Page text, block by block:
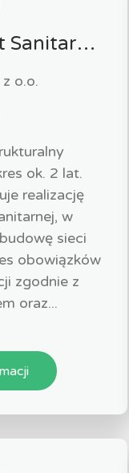
Kierownik Robót Sanitarnych
o.o.
ok. 2 lat.
realizację
w
sieci
obowiązków
zgodnie z
oraz...